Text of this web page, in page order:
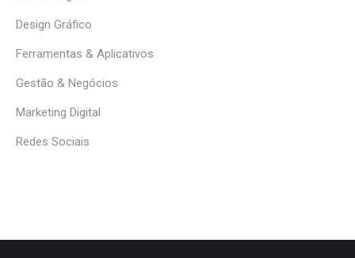
Design Gráfico
Ferramentas & Aplicativos
Gestão & Negócios
Marketing Digital
Redes Sociais